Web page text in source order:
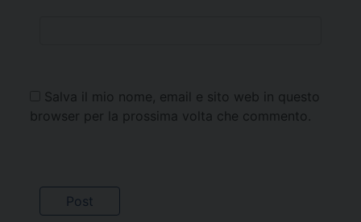
Salva il mio nome, email e sito web in questo
browser per la prossima volta che commento.